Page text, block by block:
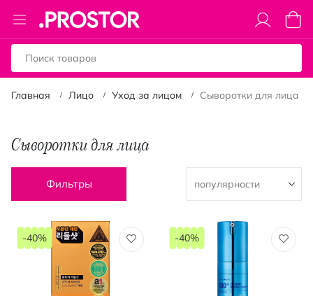
Toggle
Nav
Моя
Главная Лицо Уход за лицом Сыворотки для лица
Сыворотки для лица
Фильтры
-40% -40%